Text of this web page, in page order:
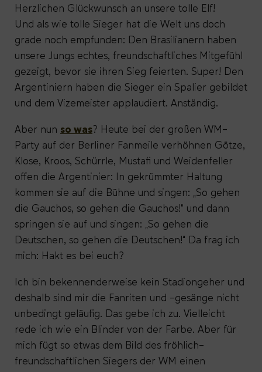
Herzlichen Glückwunsch an unsere tolle Elf!
Und als wie tolle Sieger hat die Welt uns doch
grade noch empfunden: Den Brasilianern haben
unsere Jungs echtes, freundschaftliches Mitgefühl
gezeigt, bevor sie ihren Sieg feierten. Super! Den
Argentiniern haben die Sieger ein Spalier gebildet
und dem Vizemeister applaudiert. Anständig.
Aber nun so was? Heute bei der großen WM-
Party auf der Berliner Fanmeile verhöhnen Götze,
Klose, Kroos, Schürrle, Mustafi und Weidenfeller
offen die Argentinier: In gekrümmter Haltung
kommen sie auf die Bühne und singen: „So gehen
die Gauchos, so gehen die Gauchos!“ und dann
springen sie auf und singen: „So gehen die
Deutschen, so gehen die Deutschen!“ Da frag ich
mich: Hakt es bei euch?
Ich bin bekennenderweise kein Stadiongeher und
deshalb sind mir die Fanriten und -gesänge nicht
unbedingt geläufig. Das gebe ich zu. Vielleicht
rede ich wie ein Blinder von der Farbe. Aber für
mich fügt so etwas dem Bild des fröhlich-
freundschaftlichen Siegers der WM einen